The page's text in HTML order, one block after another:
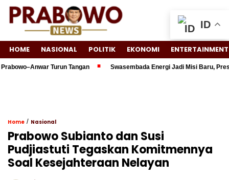
HOME NASIONAL POLITIK EKONOMI ENTERTAINMENT
Turun Tangan Swasembada Energi Jadi Misi Baru,
Home / Nasional
Prabowo Subianto dan Susi
Pudjiastuti Tegaskan Komitmennya
Soal Kesejahteraan Nelayan
ID